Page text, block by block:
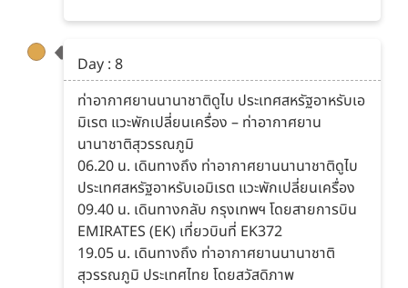
Day : 8
ท่าอากาศยานนานาชาติดูไบ ประเทศสหรัฐอาหรับเอ
มิเรต แวะพักเปลี่ยนเครื่อง – ท่าอากาศยาน
นานาชาติสุวรรณภูมิ
06.20 น. เดินทางถึง ท่าอากาศยานนานาชาติดูไบ
ประเทศสหรัฐอาหรับเอมิเรต แวะพักเปลี่ยนเครื่อง
09.40 น. เดินทางกลับ กรุงเทพฯ โดยสายการบิน
EMIRATES (EK) เที่ยวบินที่ EK372
19.05 น. เดินทางถึง ท่าอากาศยานนานาชาติ
สุวรรณภูมิ ประเทศไทย โดยสวัสดิภาพ